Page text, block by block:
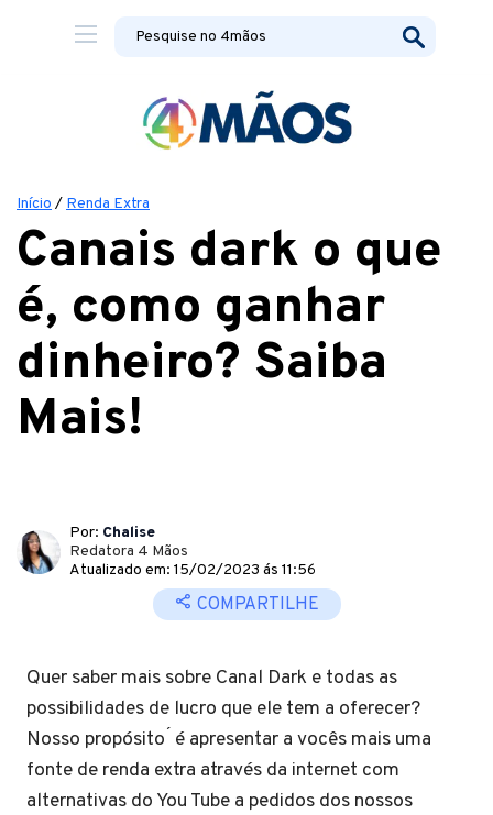
Início / Renda Extra
Canais dark o que
é, como ganhar
dinheiro? Saiba
Mais!
Por: Chalise
Redatora 4 Mãos
Atualizado em: 15/02/2023 ás 11:56
COMPARTILHE
Quer saber mais sobre Canal Dark e todas as
possibilidades de lucro que ele tem a oferecer?
Nosso propósito ́ é apresentar a vocês mais uma
fonte de renda extra através da internet com
alternativas do You Tube a pedidos dos nossos